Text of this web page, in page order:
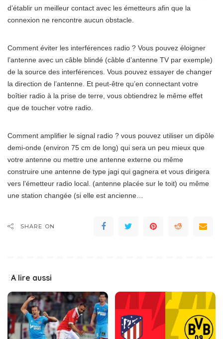
d’établir un meilleur contact avec les émetteurs afin que la
connexion ne rencontre aucun obstacle.
Comment éviter les interférences radio ? Vous pouvez éloigner
l’antenne avec un câble blindé (câble d’antenne TV par exemple)
de la source des interférences. Vous pouvez essayer de changer
la direction de l’antenne. Et peut-être qu’en connectant votre
boîtier radio à la prise de terre, vous obtiendrez le même effet
que de toucher votre radio.
Comment amplifier le signal radio ? vous pouvez utiliser un dipôle
demi-onde (environ 75 cm de long) qui sera un peu mieux que
votre antenne ou mettre une antenne externe ou même
construire une antenne de type jagi qui gagnera et vous dirigera
vers l’émetteur radio local. (antenne placée sur le toit) ou même
une station changée (si elle est ancienne…
SHARE ON
A lire aussi